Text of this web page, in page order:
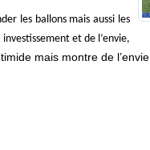
les ballons mais aussi les
et de l’envie,
mais montre de l’envie